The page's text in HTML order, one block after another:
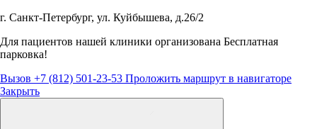
г. Санкт-Петербург, ул. Куйбышева, д.26/2
Для пациентов нашей клиники организована Бесплатная
парковка!
Вызов +7 (812) 501-23-53 Проложить маршрут в навигаторе
Закрыть